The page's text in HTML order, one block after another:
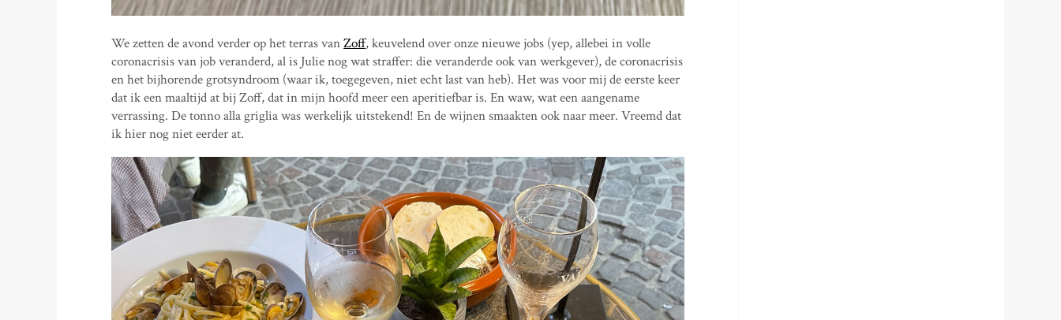
We zetten de avond verder op het terras vanZoff, keuvelend over onze nieuwe jobs (yep, allebei in volle
coronacrisis van job veranderd, al is Julie nog wat straffer: die veranderde ook van werkgever), de coronacrisis
en het bijhorende grotsyndroom (waar ik, toegegeven, niet echt last van heb). Het was voor mij de eerste keer
dat ik een maaltijd at bij Zoff, dat in mijn hoofd meer een aperitiefbar is. En waw, wat een aangename
verrassing. De tonno alla griglia was werkelijk uitstekend! En de wijnen smaakten ook naar meer. Vreemd dat
ik hier nog niet eerder at.